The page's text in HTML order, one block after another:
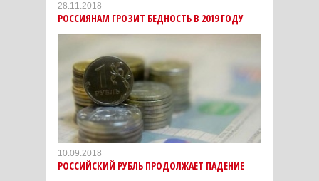
28.11.2018
РОССИЯНАМ ГРОЗИТ БЕДНОСТЬ В 2019 ГОДУ
10.09.2018
РОССИЙСКИЙ РУБЛЬ ПРОДОЛЖАЕТ ПАДЕНИЕ